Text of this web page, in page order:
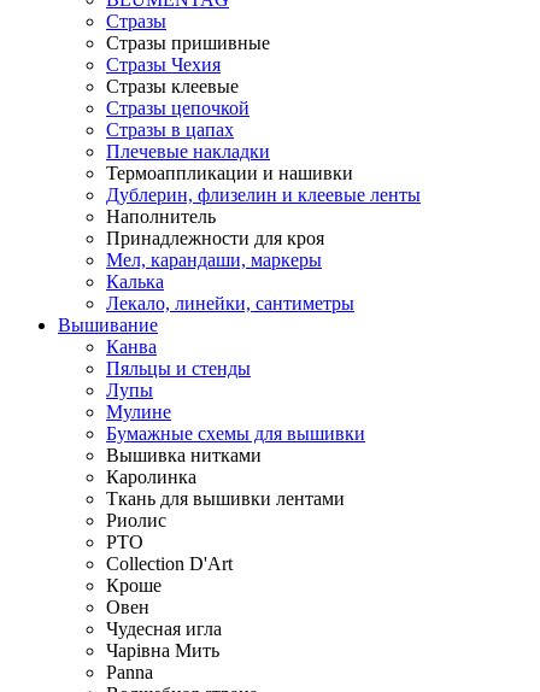
Стразы
Стразы пришивные
Стразы Чехия
Стразы клеевые
Стразы цепочкой
Стразы в цапах
Плечевые накладки
Термоаппликации и нашивки
Дублерин, флизелин и клеевые ленты
Наполнитель
Принадлежности для кроя
Мел, карандаши, маркеры
Калька
Лекало, линейки, сантиметры
Вышивание
Канва
Пяльцы и стенды
Лупы
Мулине
Бумажные схемы для вышивки
Вышивка нитками
Каролинка
Ткань для вышивки лентами
Риолис
РТО
Collection D'Art
Кроше
Овен
Чудесная игла
Чарiвна Мить
Panna